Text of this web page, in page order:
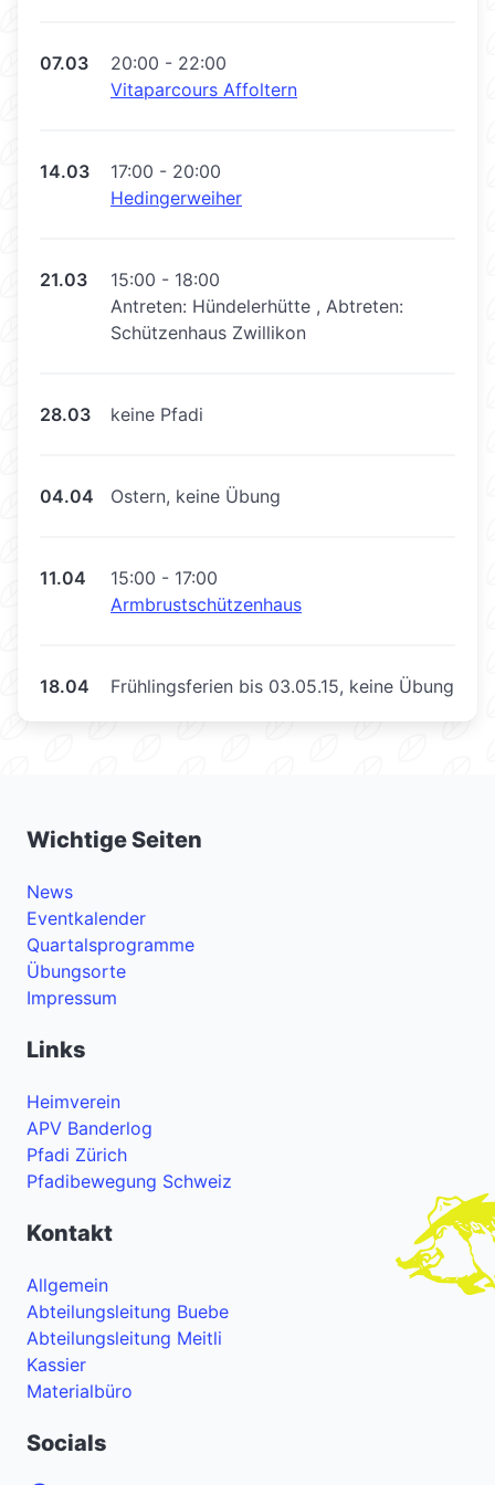
07.03
20:00 - 22:00
Vitaparcours Affoltern
14.03
17:00 - 20:00
Hedingerweiher
21.03
15:00 - 18:00
Antreten: Hündelerhütte , Abtreten:
Schützenhaus Zwillikon
28.03 keine Pfadi
04.04 Ostern, keine Übung
11.04
15:00 - 17:00
Armbrustschützenhaus
18.04 Frühlingsferien bis 03.05.15, keine Übung
Wichtige Seiten
News
Eventkalender
Quartalsprogramme
Übungsorte
Impressum
Links
Heimverein
APV Banderlog
Pfadi Zürich
Pfadibewegung Schweiz
Kontakt
Allgemein
Abteilungsleitung Buebe
Abteilungsleitung Meitli
Kassier
Materialbüro
Socials